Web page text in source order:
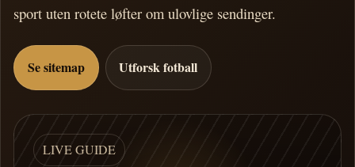
sport uten rotete løfter om ulovlige sendinger.
Se sitemap Utforsk fotball
LIVE GUIDE